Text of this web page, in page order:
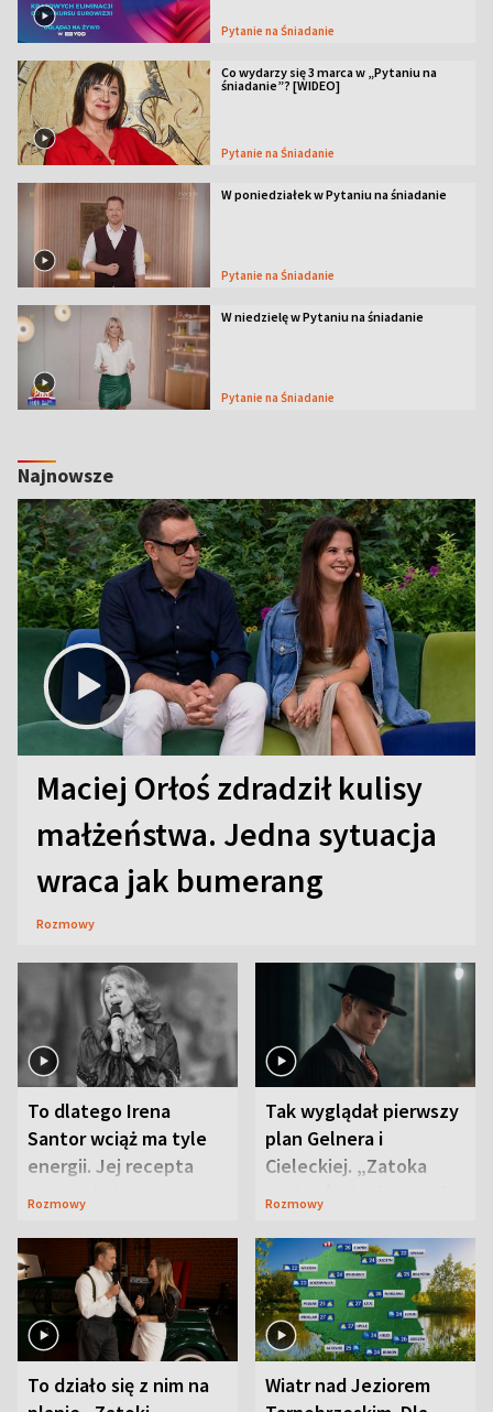
Pytanie na Śniadanie
Co wydarzy się 3 marca w „Pytaniu na
śniadanie”? [WIDEO]
Pytanie na Śniadanie
W poniedziałek w Pytaniu na śniadanie
Pytanie na Śniadanie
W niedzielę w Pytaniu na śniadanie
Pytanie na Śniadanie
Najnowsze
Maciej Orłoś zdradził kulisy
małżeństwa. Jedna sytuacja
wraca jak bumerang
Rozmowy
To dlatego Irena
Santor wciąż ma tyle
energii. Jej recepta
jest zaskakująco
Rozmowy
Tak wyglądał pierwszy
plan Gelnera i
Cieleckiej. „Zatoka
szpiegów” od razu ich
Rozmowy
To działo się z nim na
Wiatr nad Jeziorem